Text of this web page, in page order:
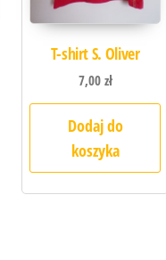
T-shirt S. Oliver
7,00zł
Dodaj do
koszyka